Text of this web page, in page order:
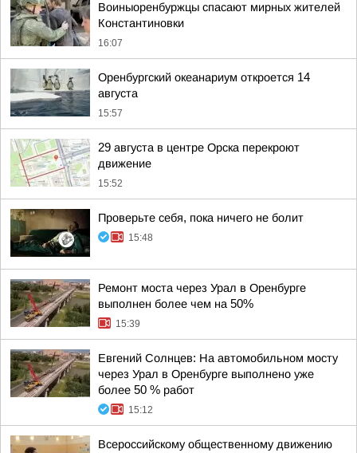
Воиныоренбуржцы спасают мирных жителей
Константиновки
16:07
Оренбургский океанариум откроется 14
августа
15:57
29 августа в центре Орска перекроют
движение
15:52
Проверьте себя, пока ничего не болит
15:48
Ремонт моста через Урал в Оренбурге
выполнен более чем на 50%
15:39
Евгений Солнцев: На автомобильном мосту
через Урал в Оренбурге выполнено уже
более 50 % работ
15:12
Всероссийскому общественному движению